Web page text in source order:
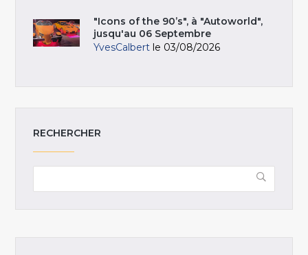
"Icons of the 90’s", à "Autoworld",
jusqu'au 06 Septembre
YvesCalbert le 03/08/2026
RECHERCHER